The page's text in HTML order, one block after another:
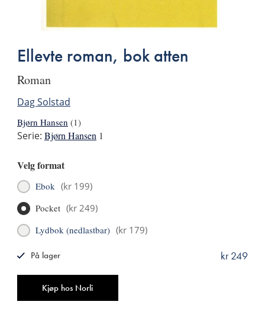
Ellevte roman, bok atten
roman
Dag Solstad
Bjørn Hansen (1)
Serie: Bjørn Hansen 1
Velg format
Ebok (kr 199)
Pocket (kr 249)
Lydbok (nedlastbar) (kr 179)
Kjøp hos Norli
kr 249
På lager